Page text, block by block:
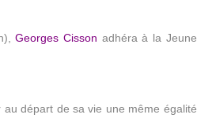
Georges Cisson adhéra à la Jeune
départ de sa vie une même égalité